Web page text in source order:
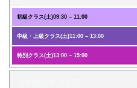
初級クラス(土)09:30 – 11:00
中級・上級クラス(土)11:00 – 13:00
特別クラス(土)13:00 – 15:00